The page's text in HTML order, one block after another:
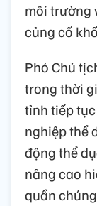
môi trường
củng cố
Phó Chủ
trong thời
tỉnh tiếp
nghiệp thể
động thể
nâng cao
quần